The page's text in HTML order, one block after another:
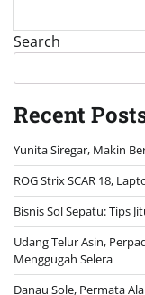
Search
Recent
Yunita Siregar, Makin
ROG Strix SCAR 18,
Bisnis Sol Sepatu: Tips
Udang Telur Asin,
Menggugah Selera
Danau Sole, Permata